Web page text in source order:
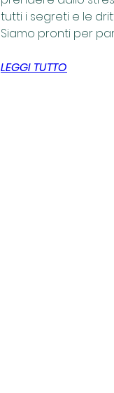
tutti i segreti e le
Siamo pronti per
LEGGI TUTTO